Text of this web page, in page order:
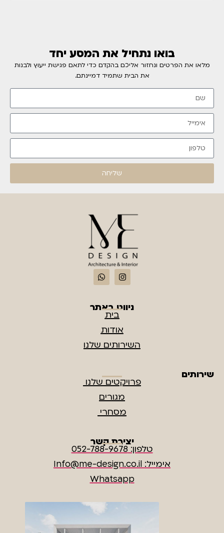
בואו נתחיל את המסע יחד
מלאו את הפרטים ונחזור אליכם בהקדם כדי לתאם פגישת ייעוץ ולבנות
את הבית שתמיד דמיינתם.
שליחה
ניווט באתר
בית
אודות
השירותים שלנו
שירותים
פרויקטים שלנו
מגורים
מסחרי
יצירת קשר
טלפון: 052-788-9678
אימייל: Info@me-design.co.il
Whatsapp